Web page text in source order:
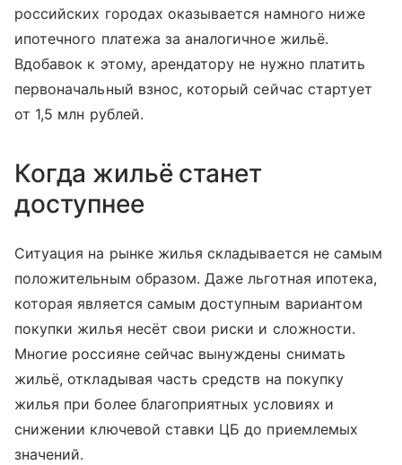
российских городах оказывается намного ниже
ипотечного платежа за аналогичное жильё.
Вдобавок к этому, арендатору не нужно платить
первоначальный взнос, который сейчас стартует
от 1,5 млн рублей.
Когда жильё станет
доступнее
Ситуация на рынке жилья складывается не самым
положительным образом. Даже льготная ипотека,
которая является самым доступным вариантом
покупки жилья несёт свои риски и сложности.
Многие россияне сейчас вынуждены снимать
жильё, откладывая часть средств на покупку
жилья при более благоприятных условиях и
снижении ключевой ставки ЦБ до приемлемых
значений.